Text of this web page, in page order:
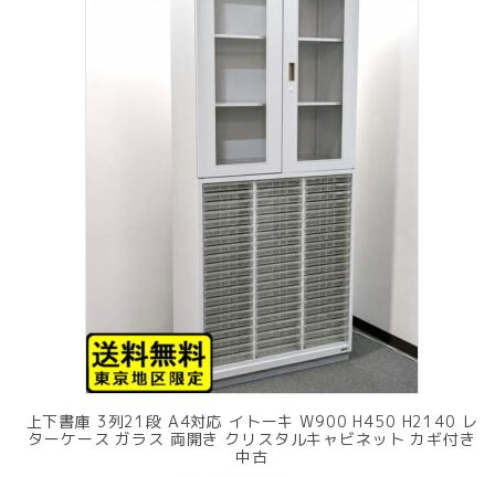
上下書庫 3列21段 A4対応 イトーキ W900 H450 H2140 レ
ターケース ガラス 両開き クリスタルキャビネット カギ付き
中古